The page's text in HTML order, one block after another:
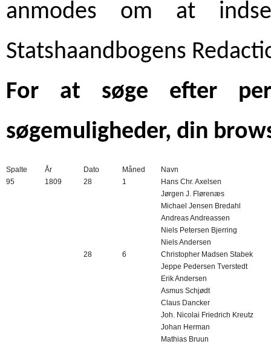
anmodes om at
Statshaandbogens
For at søge efter
søgemuligheder, din
Spalte År Dato Måned
Navn
95
1809 28 1
Hans Chr. Axelsen
Jørgen J. Flørenæs
Michael Jensen Bredahl
Andreas Andreassen
Niels Petersen Bjerring
Niels Andersen
28
6
Christopher Madsen Stabek
Jeppe Pedersen Tverstedt
Erik Andersen
Asmus Schjødt
Claus Dancker
Joh. Nicolai Friedrich Kreutz
Johan Herman
Mathias Bruun